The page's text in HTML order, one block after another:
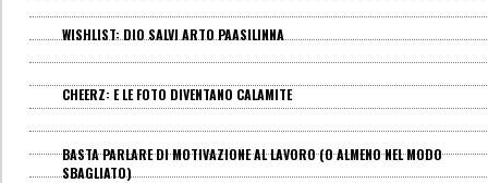
WISHLIST: DIO SALVI ARTO PAASILINNA
CHEERZ: E LE FOTO DIVENTANO CALAMITE
BASTA PARLARE DI MOTIVAZIONE AL LAVORO (O ALMENO NEL MODO
SBAGLIATO)